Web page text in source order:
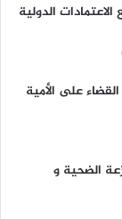
الدولية
على الأمية
الضحية و